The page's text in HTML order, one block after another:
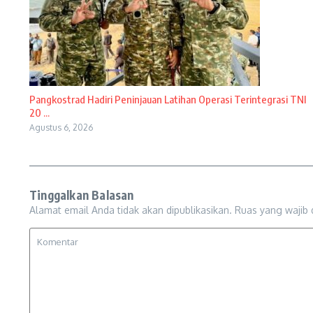
Pangkostrad Hadiri Peninjauan Latihan Operasi Terintegrasi TNI
20 ...
Agustus 6, 2026
Tinggalkan Balasan
Alamat email Anda tidak akan dipublikasikan. Ruas yang wajib